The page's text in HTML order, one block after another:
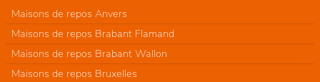
Maisons de repos Anvers
Maisons de repos Brabant Flamand
Maisons de repos Brabant Wallon
Maisons de repos Bruxelles